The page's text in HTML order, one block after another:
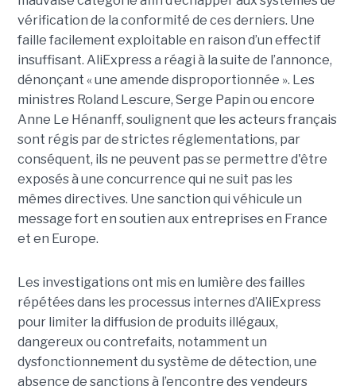
vérification de la conformité de ces derniers. Une
faille facilement exploitable en raison d’un effectif
insuffisant. AliExpress a réagi à la suite de l’annonce,
dénonçant « une amende disproportionnée ». Les
ministres Roland Lescure, Serge Papin ou encore
Anne Le Hénanff, soulignent que les acteurs français
sont régis par de strictes réglementations, par
conséquent, ils ne peuvent pas se permettre d'être
exposés à une concurrence qui ne suit pas les
mêmes directives. Une sanction qui véhicule un
message fort en soutien aux entreprises en France
et en Europe.
Les investigations ont mis en lumière des failles
répétées dans les processus internes d’AliExpress
pour limiter la diffusion de produits illégaux,
dangereux ou contrefaits, notamment un
dysfonctionnement du système de détection, une
absence de sanctions à l’encontre des vendeurs